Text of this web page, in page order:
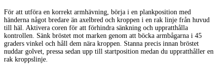
För att utföra en korrekt armhävning, börja i en plankposition med
händerna något bredare än axelbred och kroppen i en rak linje från huvud
till häl. Aktivera coren för att förhindra sänkning och uppratthålla
kontrollen. Sänk bröstet mot marken genom att böcka armbågarna i 45
graders vinkel och håll dem nära kroppen. Stanna precis innan bröstet
nuddar golvet, pressa sedan upp till startposition medan du uppratthåller en
rak kroppslinje.